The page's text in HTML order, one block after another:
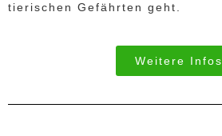
tierischen Gefährten geht.
Weitere Infos